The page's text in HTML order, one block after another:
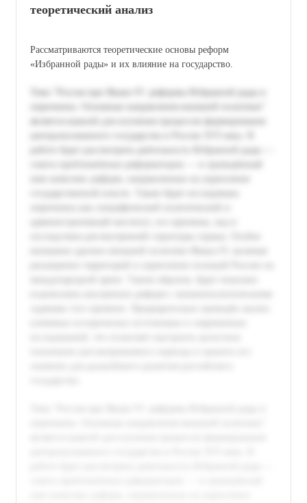
теоретический анализ
Рассматриваются теоретические основы реформ
«Избранной рады» и их влияние на государство.